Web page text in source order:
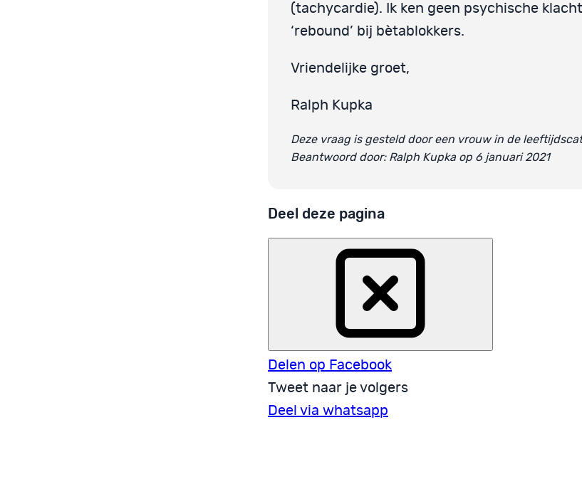
(tachycardie). Ik ken geen psychische
‘rebound’ bij bètablokkers.
Vriendelijke groet,
Ralph Kupka
Deze vraag is gesteld door een vrouw in de
Beantwoord door: Ralph Kupka op 6 januari 2021
Deel deze pagina
Delen op Facebook
Tweet naar je volgers
Deel via whatsapp